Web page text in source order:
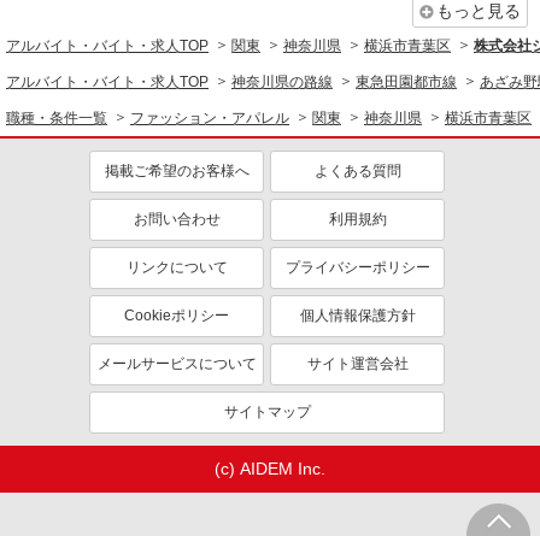
もっと見る
アルバイト・バイト・求人TOP 関東 神奈川県 横浜市青葉区 株式会社
アルバイト・バイト・求人TOP 神奈川県の路線 東急田園都市線 あざみ
職種・条件一覧 ファッション・アパレル 関東 神奈川県 横浜市青葉区
掲載ご希望のお客様へ よくある質問
お問い合わせ 利用規約
リンクについて プライバシーポリシー
Cookieポリシー 個人情報保護方針
メールサービスについて サイト運営会社
サイトマップ
(c) AIDEM Inc.